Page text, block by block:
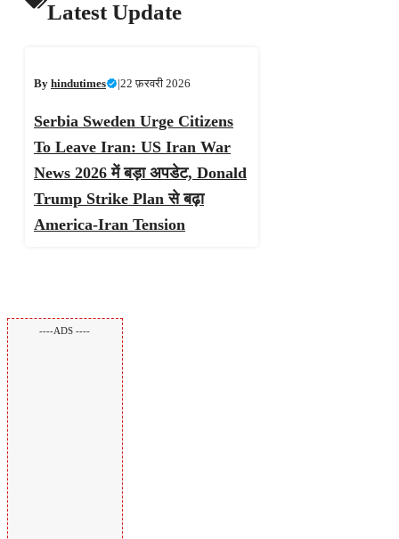
Latest Update
By hindutimes |22 फ़रवरी 2026
Serbia Sweden Urge Citizens
To Leave Iran: US Iran War
News 2026 में बड़ा अपडेट, Donald
Trump Strike Plan से बढ़ा
America-Iran Tension
----ADS ----